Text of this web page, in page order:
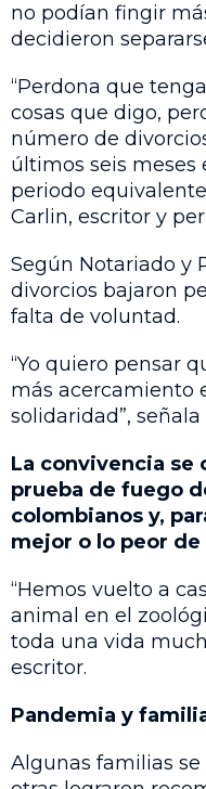
no podían fingir
decidieron
“Perdona que
cosas que digo,
número de
últimos seis meses
periodo
Carlin, escritor y
Según Notariado y
divorcios bajaron
falta de voluntad.
“Yo quiero pensar
más acercamiento
solidaridad”, señala
La convivencia se
prueba de fuego
colombianos y,
mejor o lo peor de
“Hemos vuelto a
animal en el
toda una vida
escritor.
Pandemia y
Algunas familias